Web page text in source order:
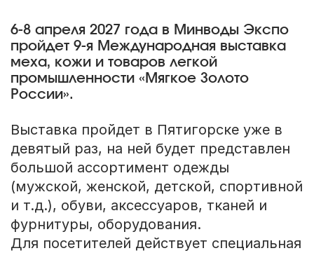
6-8 апреля 2027 года в Минводы Экспо
пройдет 9-я Международная выставка
меха, кожи и товаров легкой
промышленности «Мягкое Золото
России».
Выставка пройдет в Пятигорске уже в
девятый раз, на ней будет представлен
большой ассортимент одежды
(мужской, женской, детской, спортивной
и т.д.), обуви, аксессуаров, тканей и
фурнитуры, оборудования.
Для посетителей действует специальная